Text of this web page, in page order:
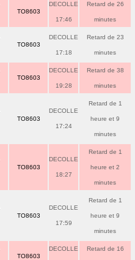
TO8603
DECOLLE
17:46
Retard de 26
minutes
TO8603
DECOLLE
17:18
Retard de 23
minutes
TO8603
DECOLLE
19:28
Retard de 38
minutes
TO8603
DECOLLE
17:24
Retard de 1
heure et 9
minutes
TO8603
DECOLLE
18:27
Retard de 1
heure et 2
minutes
TO8603
DECOLLE
17:59
Retard de 1
heure et 9
minutes
TO8603
DECOLLE Retard de 16